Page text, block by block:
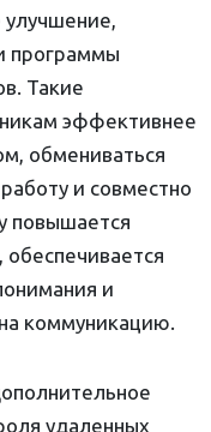
программы
Такие
эффективнее
обмениваться
и совместно
повышается
и
коммуникацию.
удаленных